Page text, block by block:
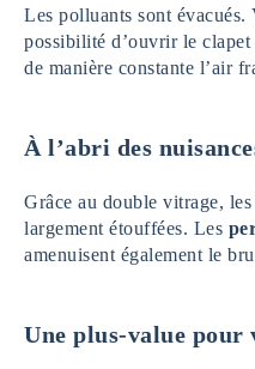
Les polluants sont évacués.
possibilité d’ouvrir le
de manière constante l’air
À l’abri des
Grâce au double vitrage,
largement étouffées. Les
amenuisent également le
Une plus-value